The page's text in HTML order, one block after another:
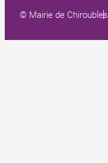
© Mairie de Chiroubles